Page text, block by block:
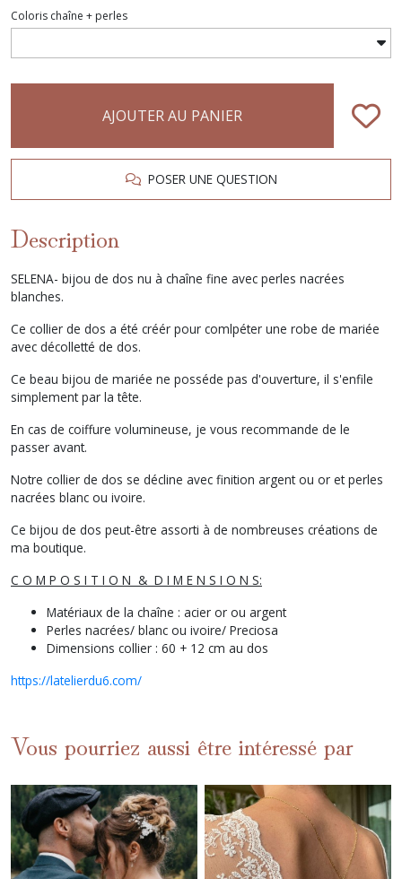
Coloris chaîne + perles
AJOUTER AU PANIER
POSER UNE QUESTION
Description
SELENA- bijou de dos nu à chaîne fine avec perles nacrées
blanches.
Ce collier de dos a été créér pour comlpéter une robe de mariée
avec décolletté de dos.
Ce beau bijou de mariée ne posséde pas d'ouverture, il s'enfile
simplement par la tête.
En cas de coiffure volumineuse, je vous recommande de le
passer avant.
Notre collier de dos se décline avec finition argent ou or et perles
nacrées blanc ou ivoire.
Ce bijou de dos peut-être assorti à de nombreuses créations de
ma boutique.
C O M P O S I T I O N & D I M E N S I O N S:
Matériaux de la chaîne : acier or ou argent
Perles nacrées/ blanc ou ivoire/ Preciosa
Dimensions collier : 60 + 12 cm au dos
https://latelierdu6.com/
Vous pourriez aussi être intéressé par